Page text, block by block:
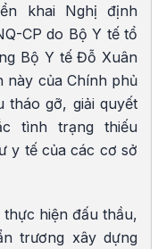
khai Nghị định
CP do Bộ Y tế tổ
Bộ Y tế Đỗ Xuân
này của Chính phủ
tháo gỡ, giải quyết
tình trạng thiếu
y tế của các cơ sở
hiện đấu thầu,
trương xây dựng